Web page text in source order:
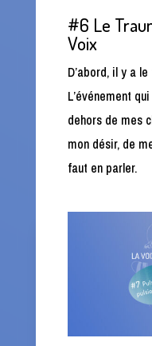
#6 Le
Voix
D’abord, il y a
L’événement
dehors de mes
mon désir, de
faut en parler.